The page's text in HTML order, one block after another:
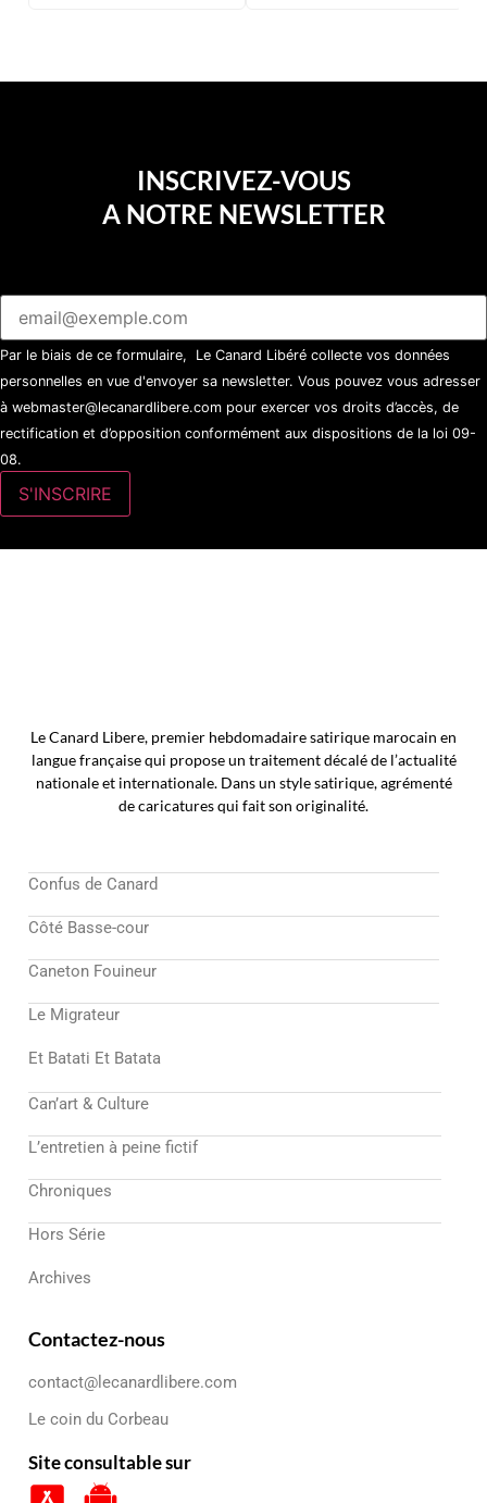
INSCRIVEZ-VOUS
A NOTRE NEWSLETTER
Par le biais de ce formulaire, Le Canard Libéré collecte vos données
personnelles en vue d'envoyer sa newsletter. Vous pouvez vous adresser
à webmaster@lecanardlibere.com pour exercer vos droits d’accès, de
rectification et d’opposition conformément aux dispositions de la loi 09-
08.
Le Canard Libere, premier hebdomadaire satirique marocain en
langue française qui propose un traitement décalé de l’actualité
nationale et internationale. Dans un style satirique, agrémenté
de caricatures qui fait son originalité.
Confus de Canard
Côté Basse-cour
Caneton Fouineur
Le Migrateur
Et Batati Et Batata
Can’art & Culture
L’entretien à peine fictif
Chroniques
Hors Série
Archives
Contactez-nous
contact@lecanardlibere.com
Le coin du Corbeau
Site consultable sur